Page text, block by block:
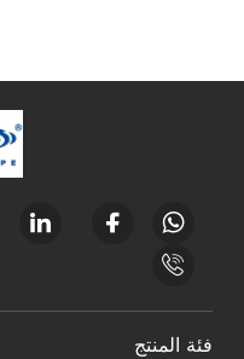
فئة المنتج